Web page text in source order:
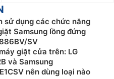
sử dụng các chức năng
Samsung lồng đứng
SV
giặt cửa trên: LG
và Samsung
nên dùng loại nào